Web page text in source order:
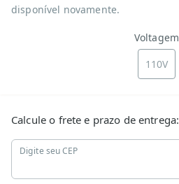
disponível novamente.
Voltagem
110V
Calcule o frete e prazo de entrega:
Digite seu CEP